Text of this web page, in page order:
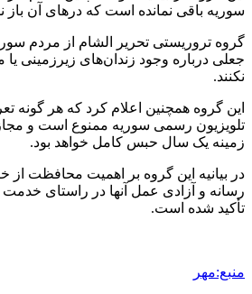
سوریه باقی نمانده است که درهای آن باز
گروه تروریستی تحریر الشام از مردم
جعلی درباره وجود زندان‌های زیرزمینی
نکنند.
این گروه همچنین اعلام کرد که هر گونه
تلویزیون رسمی سوریه ممنوع است و
زمینه یک سال حبس کامل خواهد بود.
در بیانیه این گروه بر اهمیت محافظت از
رسانه و آزادی عمل آنها در راستای
تأکید شده است.
منبع:مهر